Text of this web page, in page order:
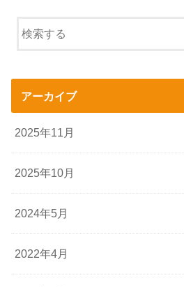
アーカイブ
2025年11月
2025年10月
2024年5月
2022年4月